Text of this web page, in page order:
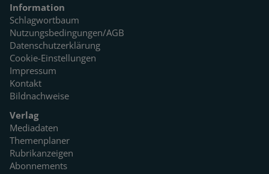
Information
Schlagwortbaum
Nutzungsbedingungen/AGB
Datenschutzerklärung
Cookie-Einstellungen
Impressum
Kontakt
Bildnachweise
Verlag
Mediadaten
Themenplaner
Rubrikanzeigen
Abonnements